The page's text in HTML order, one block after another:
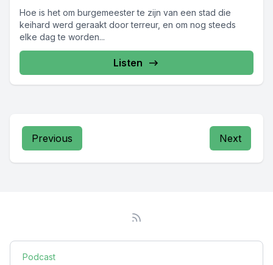
Hoe is het om burgemeester te zijn van een stad die
keihard werd geraakt door terreur, en om nog steeds
elke dag te worden...
Listen
Previous Next
Podcast